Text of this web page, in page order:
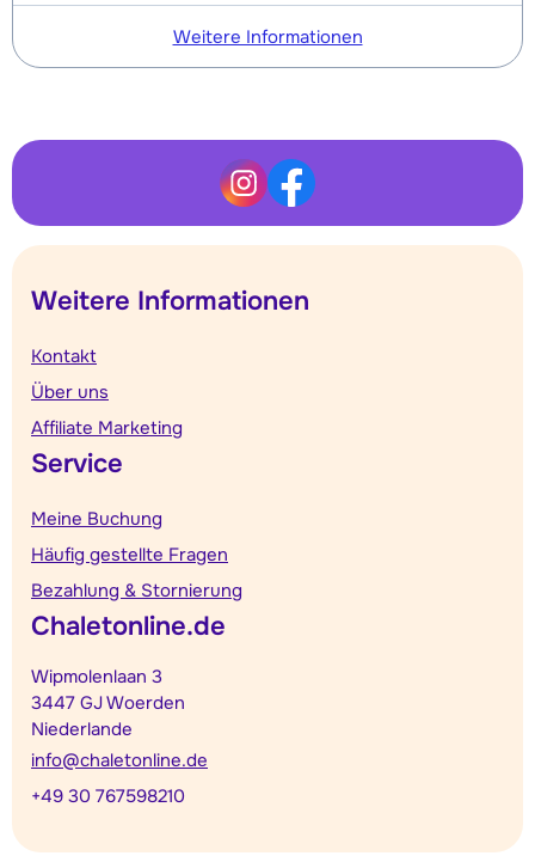
Weitere Informationen
Weitere Informationen
Kontakt
Über uns
Affiliate Marketing
Service
Meine Buchung
Häufig gestellte Fragen
Bezahlung & Stornierung
Chaletonline.de
Wipmolenlaan 3
3447 GJ Woerden
Niederlande
info@chaletonline.de
+49 30 767598210